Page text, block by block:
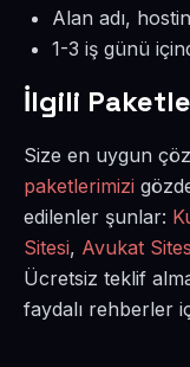
Alan adı,
1-3 iş günü
İlgili
Size en uygun
paketlerimizi
edilenler şunlar:
Sitesi, Avukat
Ücretsiz teklif
faydalı rehberler